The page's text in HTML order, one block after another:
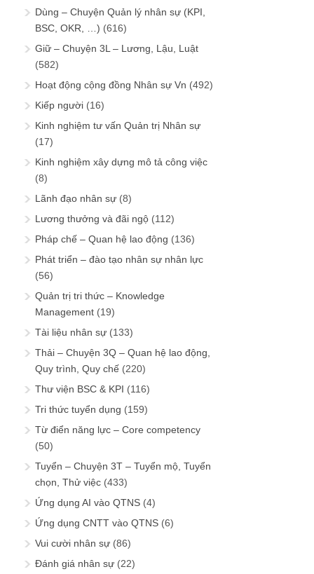
Dùng – Chuyện Quản lý nhân sự (KPI,
BSC, OKR, …) (616)
Giữ – Chuyện 3L – Lương, Lậu, Luật
(582)
Hoạt động cộng đồng Nhân sự Vn (492)
Kiếp người (16)
Kinh nghiệm tư vấn Quản trị Nhân sự
(17)
Kinh nghiệm xây dựng mô tả công việc
(8)
Lãnh đạo nhân sự (8)
Lương thưởng và đãi ngộ (112)
Pháp chế – Quan hệ lao động (136)
Phát triển – đào tạo nhân sự nhân lực
(56)
Quản trị tri thức – Knowledge
Management (19)
Tài liệu nhân sự (133)
Thải – Chuyện 3Q – Quan hệ lao động,
Quy trình, Quy chế (220)
Thư viện BSC & KPI (116)
Tri thức tuyển dụng (159)
Từ điển năng lực – Core competency
(50)
Tuyển – Chuyện 3T – Tuyển mộ, Tuyển
chọn, Thử việc (433)
Ứng dụng AI vào QTNS (4)
Ứng dụng CNTT vào QTNS (6)
Vui cười nhân sự (86)
Đánh giá nhân sự (22)